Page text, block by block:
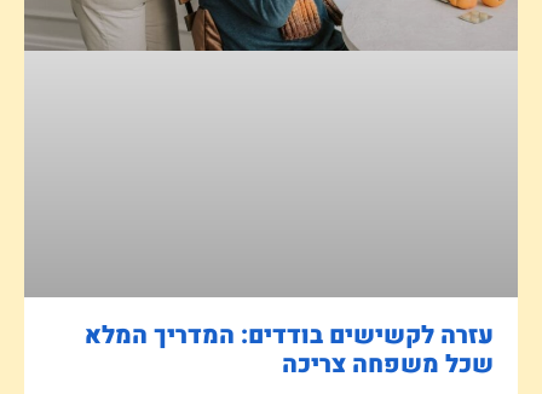
עזרה לקשישים בודדים: המדריך המלא
שכל משפחה צריכה